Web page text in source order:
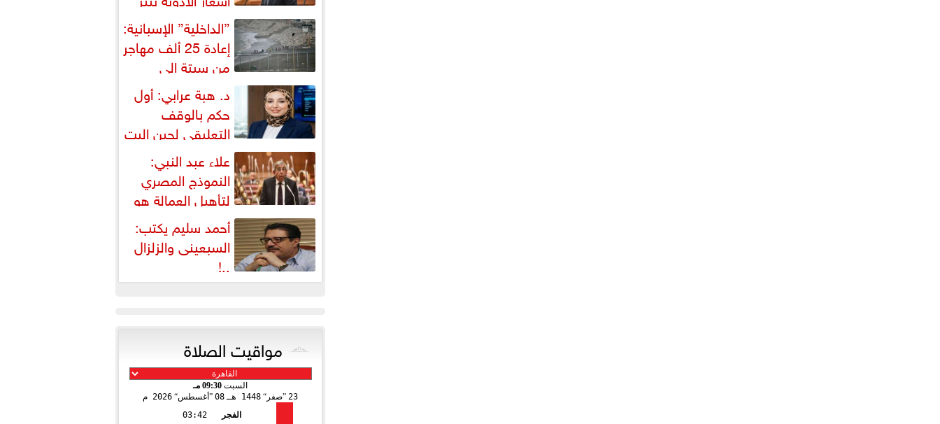
إشكالية دستورية ويهدد حق
المواطن...
”الداخلية” الإسبانية:
إعادة 25 ألف مهاجر
من سبتة إلى
المغرب... وارتفاع حصيلة...
د. هبة عرابي: أول
حكم بالوقف
التعليقي لحين البت
في الطعن على... علاء عبد النبي:
النموذج المصري
لتأهيل العمالة هو
البديل العملي والأمثل لأزمات...
أحمد سليم يكتب:
السبعينى والزلزال
..!
مواقيت الصلاة
السبت 09:30 مـ
23 صفر 1448 هـ 08 أغسطس 2026 م
الفجر
03:42